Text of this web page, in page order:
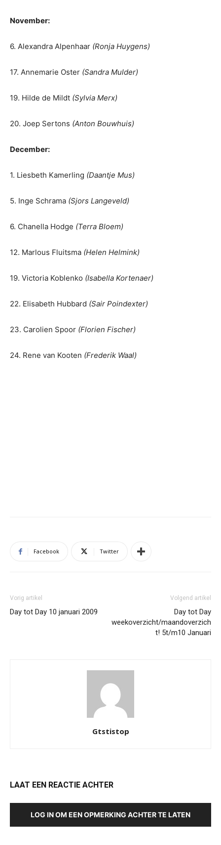
November:
6. Alexandra Alpenhaar (Ronja Huygens)
17. Annemarie Oster (Sandra Mulder)
19. Hilde de Mildt (Sylvia Merx)
20. Joep Sertons (Anton Bouwhuis)
December:
1. Liesbeth Kamerling (Daantje Mus)
5. Inge Schrama (Sjors Langeveld)
6. Chanella Hodge (Terra Bloem)
12. Marlous Fluitsma (Helen Helmink)
19. Victoria Koblenko (Isabella Kortenaer)
22. Elisabeth Hubbard (Sair Poindexter)
23. Carolien Spoor (Florien Fischer)
24. Rene van Kooten (Frederik Waal)
Facebook Twitter
Vorig artikel
Day tot Day 10 januari 2009
Volgend artikel
Day tot Day
weekoverzicht/maandoverzich
t! 5t/m10 Januari
Gtstistop
LAAT EEN REACTIE ACHTER
LOG IN OM EEN OPMERKING ACHTER TE LATEN